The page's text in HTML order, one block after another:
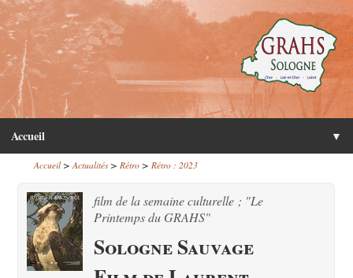
Accueil ▼
Accueil> Actualités> Rétro> Rétro : 2023
film de la semaine culturelle ; "Le
Printemps du GRAHS"
Sologne Sauvage